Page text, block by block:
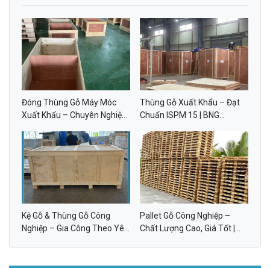
Đóng Thùng Gỗ Máy Móc
Xuất Khẩu – Chuyên Nghiệp,
GROUP
Thùng Gỗ Xuất Khẩu – Đạt
Chuẩn ISPM 15 | BNG
Kệ Gỗ & Thùng Gỗ Công
Nghiệp – Gia Công Theo Yêu
Pallet Gỗ Công Nghiệp –
Chất Lượng Cao, Giá Tốt |